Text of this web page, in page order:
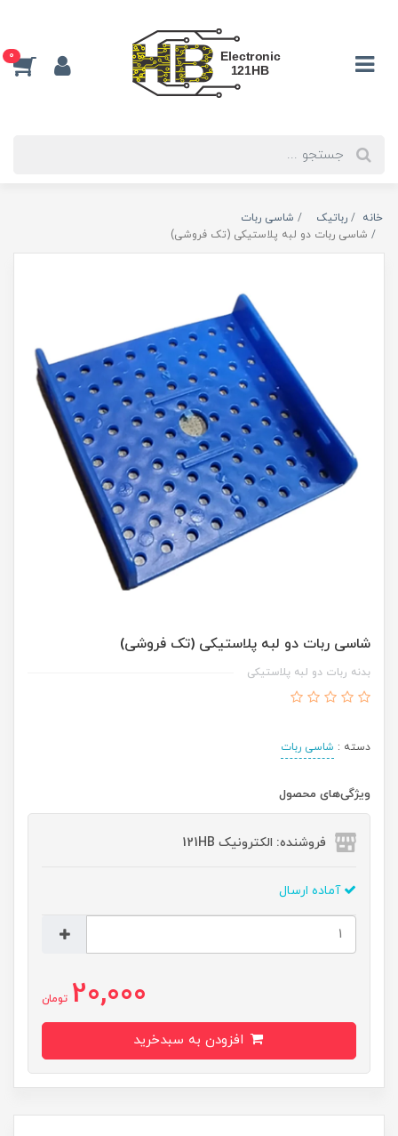
0
خانه رباتیک
شاسی ربات
شاسی ربات دو لبه پلاستیکی (تک فروشی)
شاسی ربات دو لبه پلاستیکی (تک فروشی)
بدنه ربات دو لبه پلاستیکی
دسته : شاسی ربات
ویژگی‌های محصول
فروشنده: الکترونیک 121HB
آماده ارسال
20,000 تومان